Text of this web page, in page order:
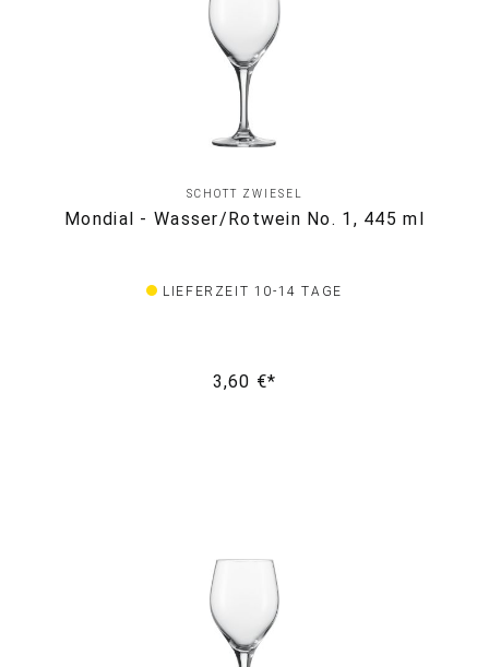
SCHOTT ZWIESEL
Mondial - Wasser/Rotwein No. 1, 445 ml
LIEFERZEIT 10-14 TAGE
3,60 €*